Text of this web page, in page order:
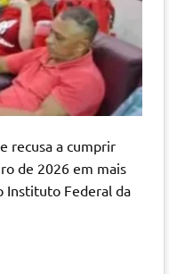
recusa a cumprir
de 2026 em mais
Instituto Federal da